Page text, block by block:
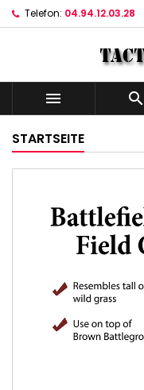
Telefon: 04.94.12.03.28
 
STARTSEITE